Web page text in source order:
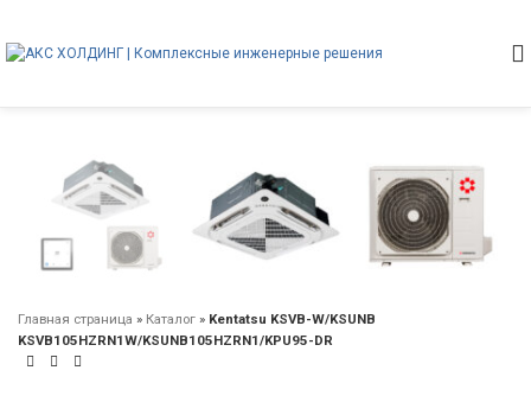
Главная страница » Каталог » Kentatsu KSVB-W/KSUNB
KSVB105HZRN1W/KSUNB105HZRN1/KPU95-DR